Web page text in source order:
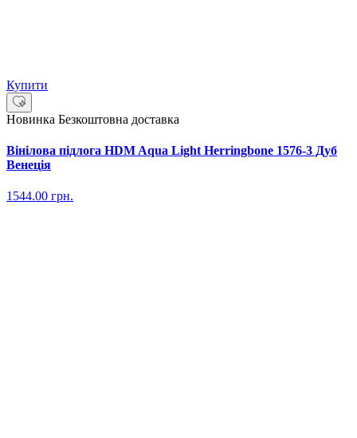
Купити
Новинка Безкоштовна доставка
Вінілова підлога HDM Aqua Light Herringbone 1576-3 Дуб
Венеція
1544.00 грн.